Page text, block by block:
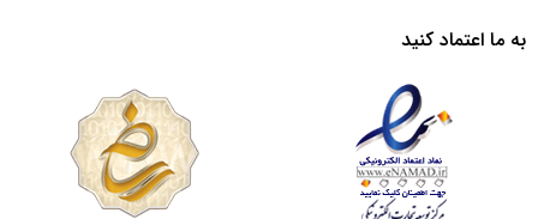
به ما اعتماد کنید